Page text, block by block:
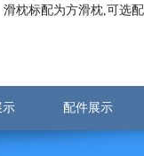
滑枕标配为方滑枕,可选
示 配件展示